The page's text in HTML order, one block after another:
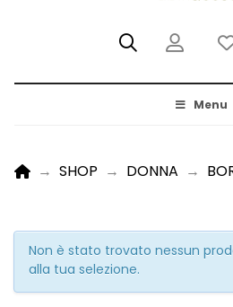
Menu
HOME
→ SHOP → DONNA →
Non è stato trovato nessun
alla tua selezione.